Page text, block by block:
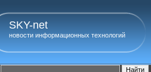
SKY-net
новости информационных технологий